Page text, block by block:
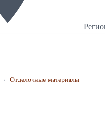
› Отделочные материалы